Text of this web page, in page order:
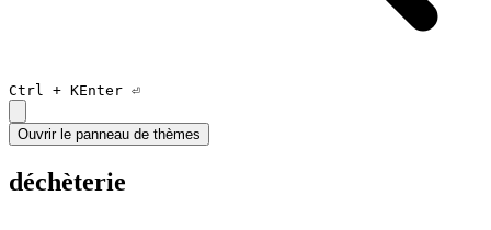
Ctrl + KEnter ⏎
Ouvrir le panneau de thèmes
déchèterie